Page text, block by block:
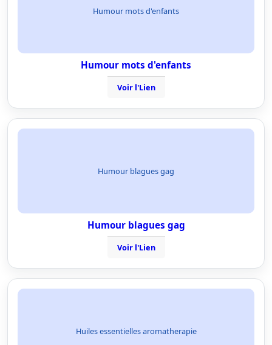
Humour mots d'enfants
Humour mots d'enfants
Voir l'Lien
Humour blagues gag
Humour blagues gag
Voir l'Lien
Huiles essentielles aromatherapie